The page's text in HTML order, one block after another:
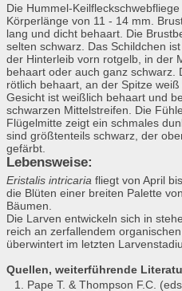
Die Hummel-Keilfleckschwebfliege
Körperlänge von 11 - 14 mm.
lang und dicht behaart. Die
selten schwarz. Das Schildchen
der Hinterleib vorn rotgelb, in der
behaart oder auch ganz schwarz.
rötlich behaart, an der Spitze
Gesicht ist weißlich behaart und
schwarzen Mittelstreifen. Die
Flügelmitte zeigt ein schmales
sind größtenteils schwarz, der
gefärbt.
Lebensweise:
Eristalis intricaria fliegt von April
die Blüten einer breiten Palette
Bäumen.
Die Larven entwickeln sich in
reich an zerfallendem
überwintert im letzten
Quellen, weiterführende
Pape T. & Thompson F.C.